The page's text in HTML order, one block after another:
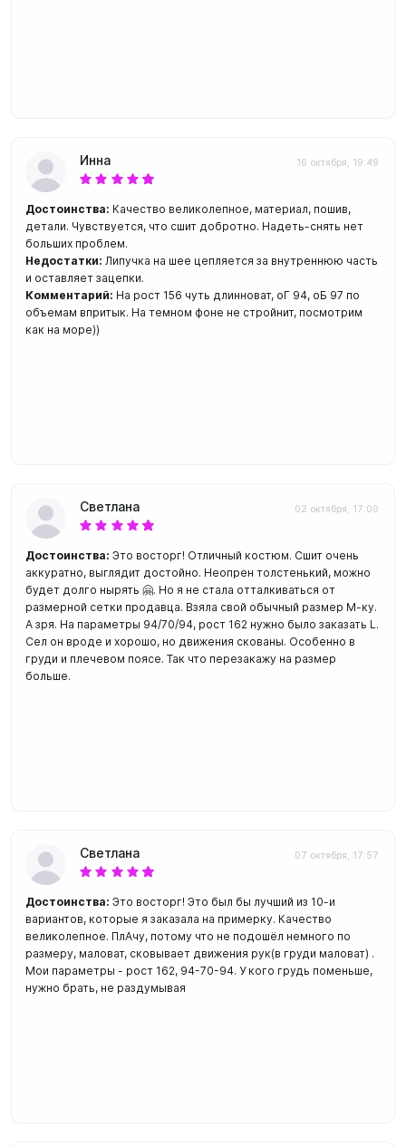
Инна 16 октября, 19:49
Достоинства: Качество великолепное, материал, пошив,
детали. Чувствуется, что сшит добротно. Надеть-снять нет
больших проблем.
Недостатки: Липучка на шее цепляется за внутреннюю часть
и оставляет зацепки.
Комментарий: На рост 156 чуть длинноват, оГ 94, оБ 97 по
объемам впритык. На темном фоне не стройнит, посмотрим
как на море))
Светлана 02 октября, 17:00
Достоинства: Это восторг! Отличный костюм. Сшит очень
аккуратно, выглядит достойно. Неопрен толстенький, можно
будет долго нырять 🤗. Но я не стала отталкиваться от
размерной сетки продавца. Взяла свой обычный размер М-ку.
А зря. На параметры 94/70/94, рост 162 нужно было заказать L.
Сел он вроде и хорошо, но движения скованы. Особенно в
груди и плечевом поясе. Так что перезакажу на размер
больше.
Светлана 07 октября, 17:57
Достоинства: Это восторг! Это был бы лучший из 10-и
вариантов, которые я заказала на примерку. Качество
великолепное. ПлАчу, потому что не подошёл немного по
размеру, маловат, сковывает движения рук(в груди маловат) .
Мои параметры - рост 162, 94-70-94. У кого грудь поменьше,
нужно брать, не раздумывая